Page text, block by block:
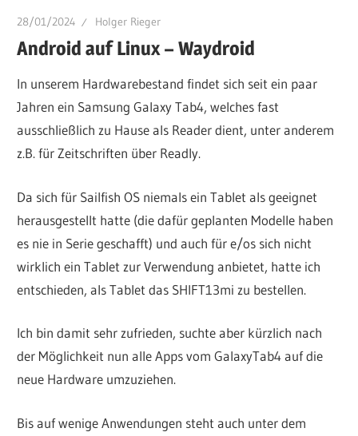
28/01/2024 Holger Rieger
Android auf Linux – Waydroid
In unserem Hardwarebestand findet sich seit ein paar
Jahren ein Samsung Galaxy Tab4, welches fast
ausschließlich zu Hause als Reader dient, unter anderem
z.B. für Zeitschriften über Readly.
Da sich für Sailfish OS niemals ein Tablet als geeignet
herausgestellt hatte (die dafür geplanten Modelle haben
es nie in Serie geschafft) und auch für e/os sich nicht
wirklich ein Tablet zur Verwendung anbietet, hatte ich
entschieden, als Tablet das SHIFT13mi zu bestellen.
Ich bin damit sehr zufrieden, suchte aber kürzlich nach
der Möglichkeit nun alle Apps vom GalaxyTab4 auf die
neue Hardware umzuziehen.
Bis auf wenige Anwendungen steht auch unter dem